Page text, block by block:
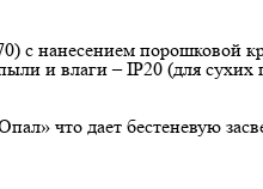
нанесением порошковой
и влаги – IP20 (для
что дает бестеневую